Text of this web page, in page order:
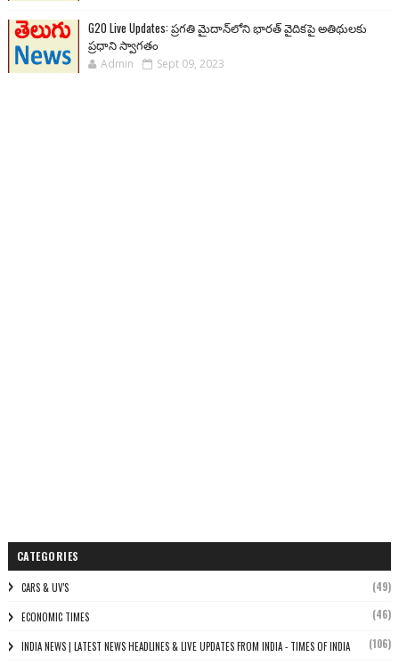
G20 Live Updates: ప్రగతి మైదాన్‌లోని భారత్ వైదికపై అతిథులకు
ప్రధాని స్వాగతం
Admin Sept 09, 2023
CATEGORIES
CARS & UV'S (49)
ECONOMIC TIMES (46)
INDIA NEWS | LATEST NEWS HEADLINES & LIVE UPDATES FROM INDIA - TIMES OF INDIA (106)